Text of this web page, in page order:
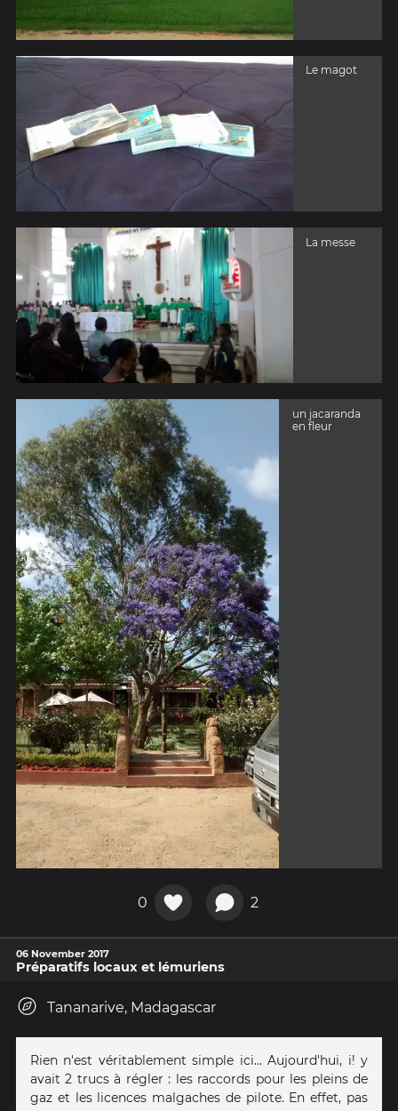
Le magot
La messe
un jacaranda
en fleur
0 2
06 November 2017
Préparatifs locaux et lémuriens
Tananarive, Madagascar
Rien n'est véritablement simple ici... Aujourd'hui, i! y
avait 2 trucs à régler : les raccords pour les pleins de
gaz et les licences malgaches de pilote. En effet, pas